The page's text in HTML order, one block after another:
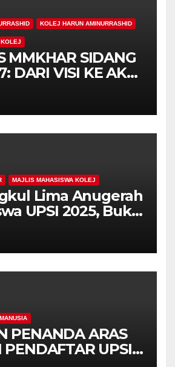
KOLEJ HARUN AMINURRASHID
MMKHAR SIDANG
DARI VISI KE AKSI,
GENERASI
MAJLIS MAHASISWA KOLEJ
Lima Anugerah
UPSI 2025, Bukti
Mahasiswa
PENANDA ARAS
UPSI